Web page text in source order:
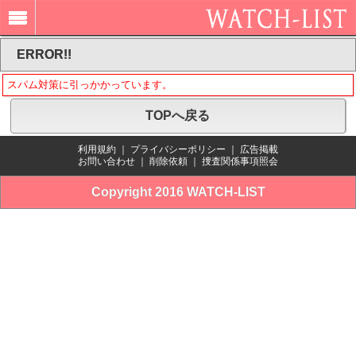
ERROR!!
スパム対策に引っかかっています。
TOPへ戻る
利用規約 プライバシーポリシー
広告掲載
お問い合わせ
削除依頼 捜査関係事項照会
Copyright 2016 WATCH-LIST